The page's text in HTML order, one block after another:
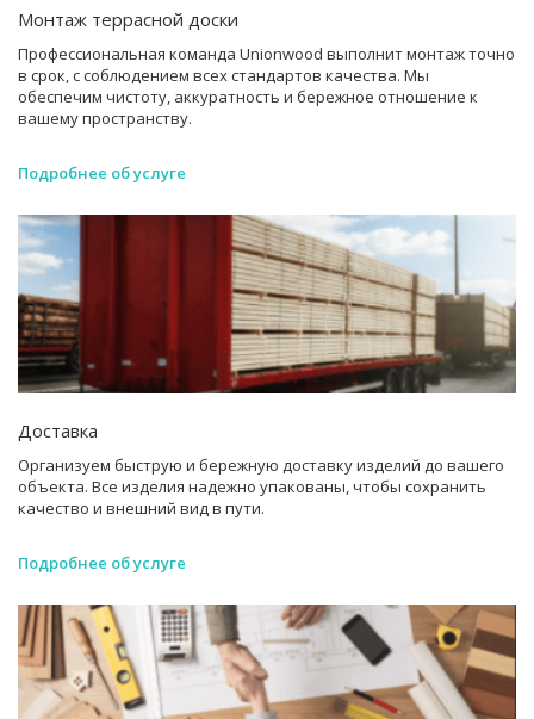
Монтаж террасной доски
Профессиональная команда Unionwood выполнит монтаж точно
в срок, с соблюдением всех стандартов качества. Мы
обеспечим чистоту, аккуратность и бережное отношение к
вашему пространству.
Подробнее об услуге
Доставка
Организуем быструю и бережную доставку изделий до вашего
объекта. Все изделия надежно упакованы, чтобы сохранить
качество и внешний вид в пути.
Подробнее об услуге